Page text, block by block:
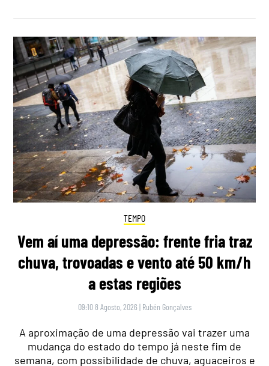
TEMPO
Vem aí uma depressão: frente fria traz
chuva, trovoadas e vento até 50 km/h
a estas regiões
09:10 8 Agosto, 2026 | Rubén Gonçalves
A aproximação de uma depressão vai trazer uma
mudança do estado do tempo já neste fim de
semana, com possibilidade de chuva, aguaceiros e